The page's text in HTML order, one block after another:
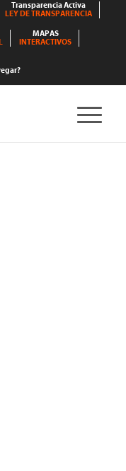
Transparencia Activa
LEY DE TRANSPARENCIA
MAPAS
INTERACTIVOS